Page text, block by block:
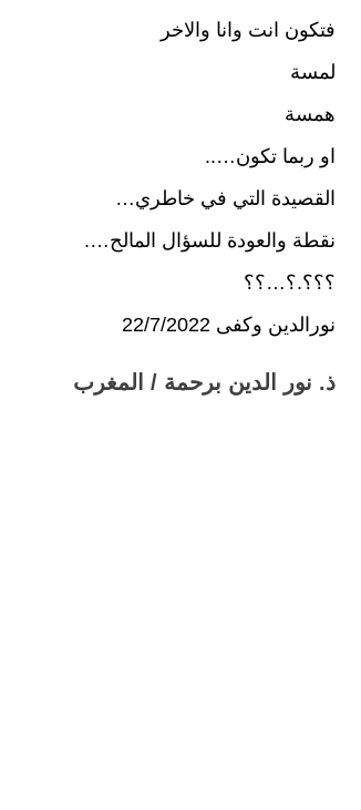
فتكون انت وانا والاخر
لمسة
همسة
او ربما تكون…..
القصيدة التي في خاطري…
نقطة والعودة للسؤال المالح….
؟؟؟.؟…؟؟
نورالدين وكفى 22/7/2022
ذ. نور الدين برحمة / المغرب